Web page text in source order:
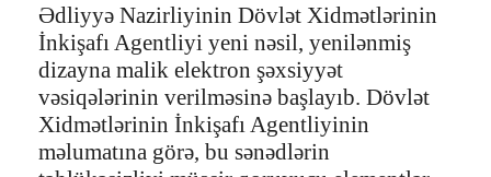
Ədliyyə Nazirliyinin Dövlət Xidmətlərinin
İnkişafı Agentliyi yeni nəsil, yenilənmiş
dizayna malik elektron şəxsiyyət
vəsiqələrinin verilməsinə başlayıb. Dövlət
Xidmətlərinin İnkişafı Agentliyinin
məlumatına görə, bu sənədlərin